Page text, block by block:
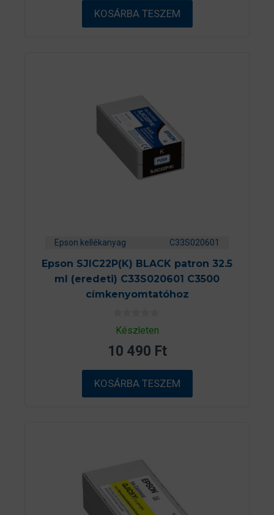
ő
l
KOSÁRBA TESZEM
Epson kellékanyag C33S020601
Epson SJIC22P(K) BLACK patron 32.5
ml (eredeti) C33S020601 C3500
címkenyomtatóhoz
0
a
b
ő
l
Készleten
10 490 Ft
KOSÁRBA TESZEM